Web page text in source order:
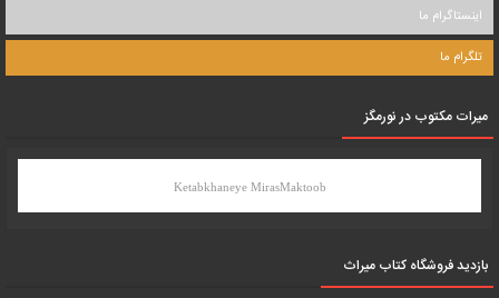
اینستاگرام ما
تلگرام ما
میرات مکتوب در نورمگز
Ketabkhaneye MirasMaktoob
بازدید فروشگاه کتاب میراث